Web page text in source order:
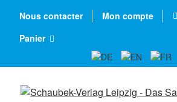
Nous contacter Mon compte
Panier